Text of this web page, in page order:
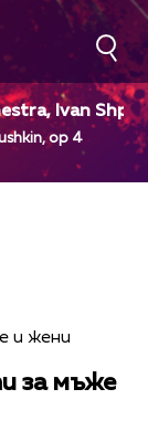
Ivan
op 4
за мъже